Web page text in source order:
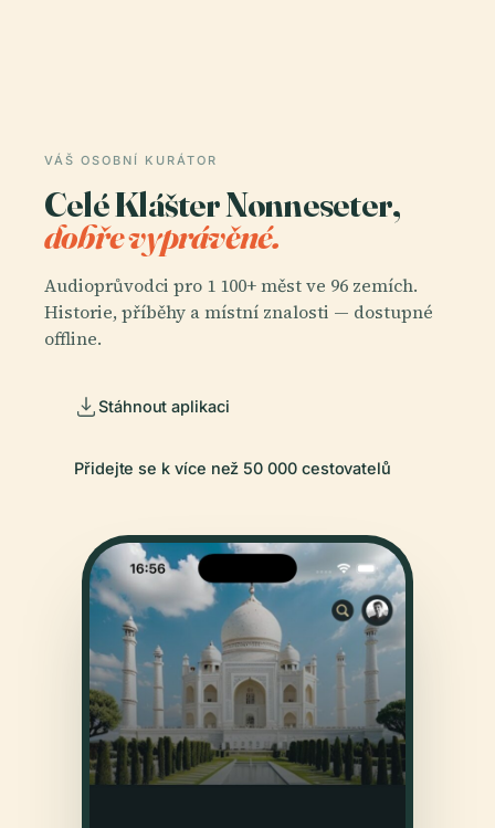
VÁŠ OSOBNÍ KURÁTOR
Celé Klášter Nonneseter,
dobře vyprávěné.
Audioprůvodci pro 1 100+ měst ve 96 zemích.
Historie, příběhy a místní znalosti — dostupné
offline.
Stáhnout aplikaci
Přidejte se k více než 50 000 cestovatelů